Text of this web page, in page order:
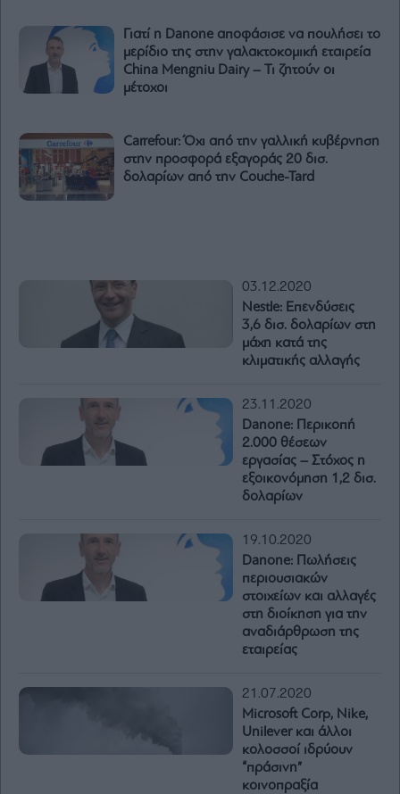
Γιατί η Danone αποφάσισε να πουλήσει το
μερίδιο της στην γαλακτοκομική εταιρεία
China Mengniu Dairy – Τι ζητούν οι
μέτοχοι
Carrefour: Όχι από την γαλλική κυβέρνηση
στην προσφορά εξαγοράς 20 δισ.
δολαρίων από την Couche-Tard
03.12.2020
Nestle: Επενδύσεις
3,6 δισ. δολαρίων στη
μάχη κατά της
κλιματικής αλλαγής
23.11.2020
Danone: Περικοπή
2.000 θέσεων
εργασίας – Στόχος η
εξοικονόμηση 1,2 δισ.
δολαρίων
19.10.2020
Danone: Πωλήσεις
περιουσιακών
στοιχείων και αλλαγές
στη διοίκηση για την
αναδιάρθρωση της
εταιρείας
21.07.2020
Microsoft Corp, Nike,
Unilever και άλλοι
κολοσσοί ιδρύουν
“πράσινη”
κοινοπραξία